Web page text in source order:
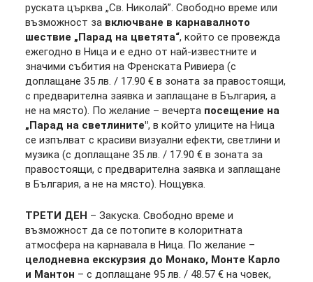
руската църква „Св. Николай”. Свободно време или
възможност за включване в карнавалното
шествие „Парад на цветята“, който се провежда
ежегодно в Ница и е едно от най-известните и
значими събития на Френската Ривиера (с
доплащане 35 лв. / 17.90 € в зоната за правостоящи,
с предварителна заявка и заплащане в България, а
не на място). По желание – вечерта посещение на
„Парад на светлините", в който улиците на Ница
се изпълват с красиви визуални ефекти, светлини и
музика (с доплащане 35 лв. / 17.90 € в зоната за
правостоящи, с предварителна заявка и заплащане
в България, а не на място). Нощувка.
ТРЕТИ ДЕН – Закуска. Свободно време и
възможност да се потопите в колоритната
атмосфера на карнавала в Ница. По желание –
целодневна екскурзия до Монако, Монте Карло
и Мантон – с доплащане 95 лв. / 48.57 € на човек,